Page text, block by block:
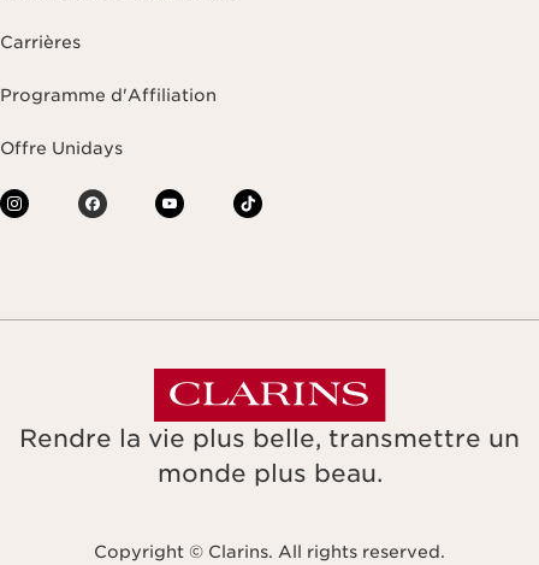
Carrières
Programme d'Affiliation
Offre Unidays
Rendre la vie plus belle, transmettre un
monde plus beau.
Copyright © Clarins. All rights reserved.